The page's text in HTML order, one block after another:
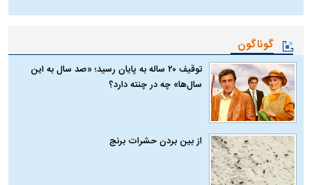
گوناگون
توقیف ۲۰ ساله به پایان رسید؛ «صد سال به این
سال‌ها» چه در چنته دارد؟
از بین بردن حشرات برنج